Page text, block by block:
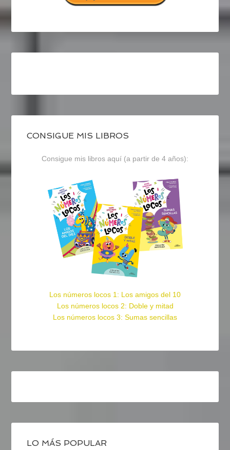
CONSIGUE MIS LIBROS
Consigue mis libros aquí (a partir de 4 años):
Los números locos 1: Los amigos del 10
Los números locos 2: Doble y mitad
Los números locos 3: Sumas sencillas
LO MÁS POPULAR